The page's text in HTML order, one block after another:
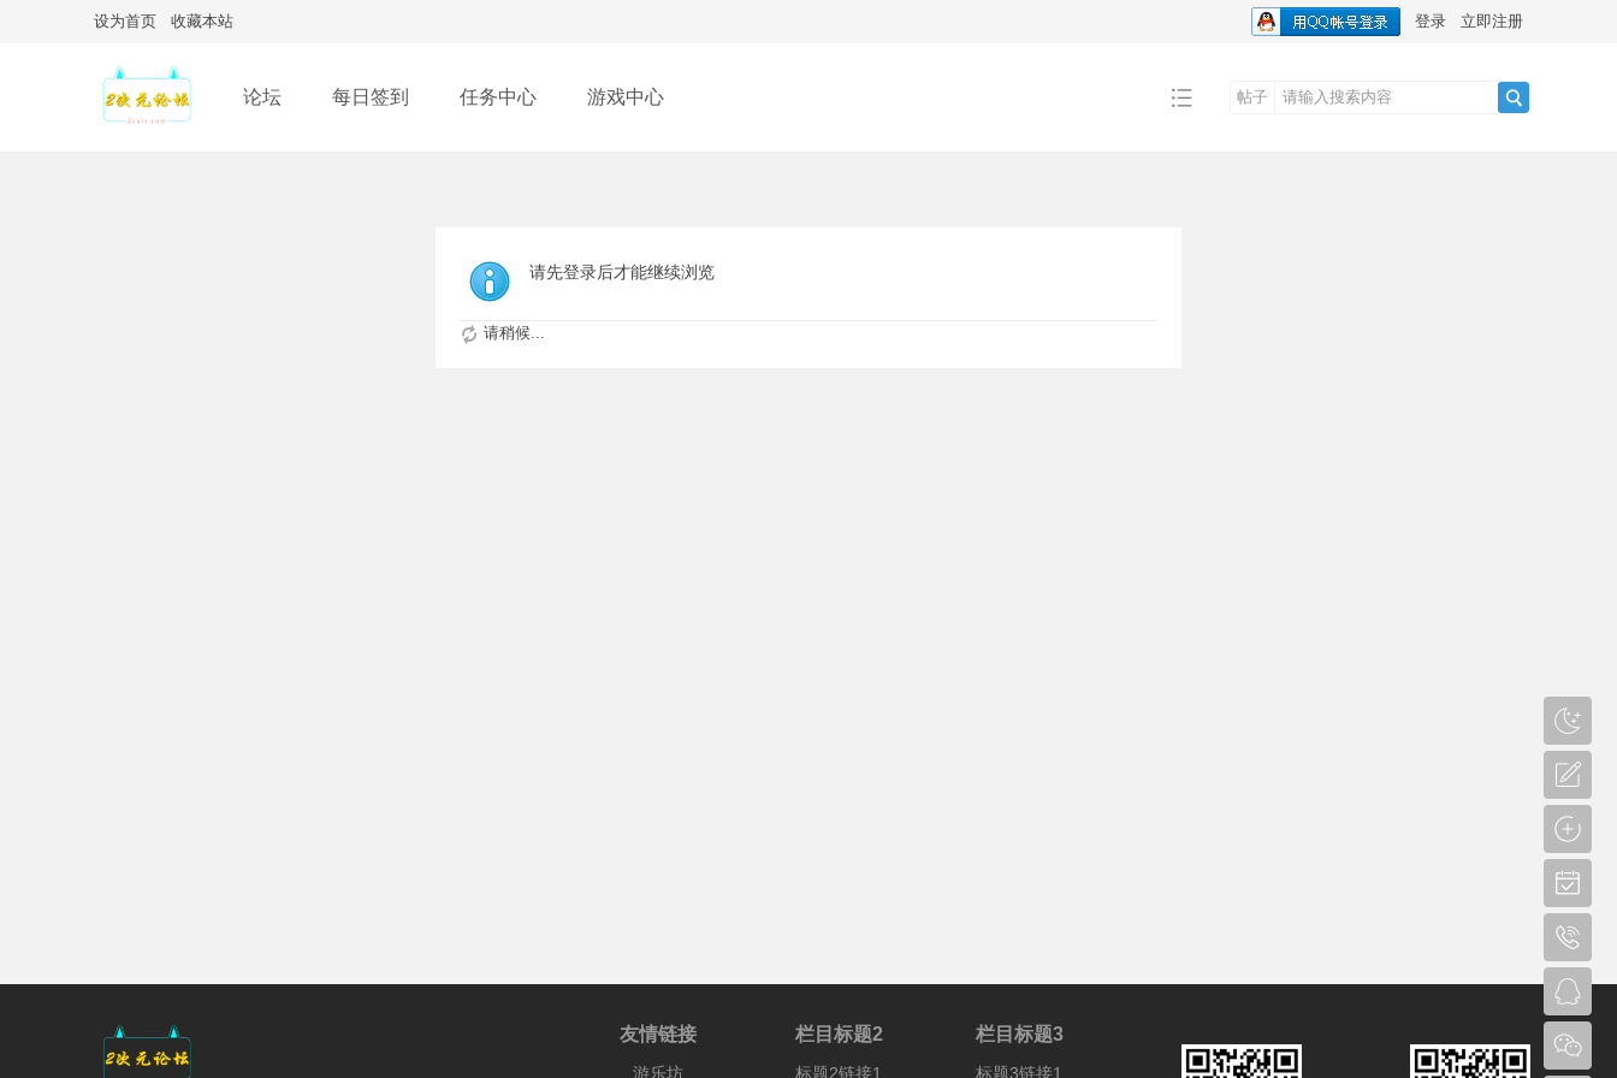
设为首页 收藏本站 登录 立即注册
论坛 每日签到 任务中心 游戏中心
帖子
请先登录后才能继续浏览
请稍候...
友情链接
游乐坊
栏目标题2
标题2链接1
栏目标题3
标题3链接1